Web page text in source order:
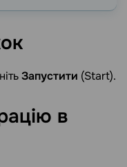
Запустити (Start).
в